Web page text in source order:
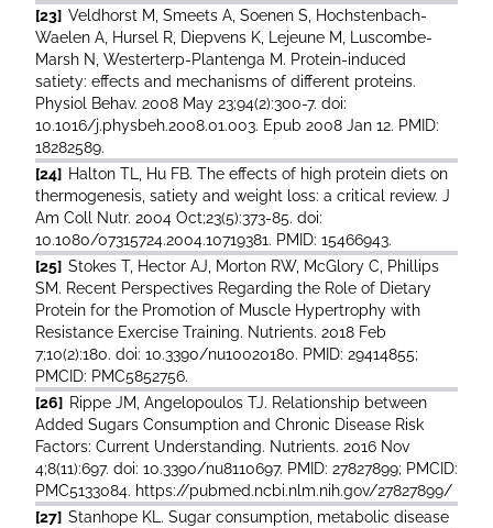
[23] Veldhorst M, Smeets A, Soenen S, Hochstenbach-
Waelen A, Hursel R, Diepvens K, Lejeune M, Luscombe-
Marsh N, Westerterp-Plantenga M. Protein-induced
satiety: effects and mechanisms of different proteins.
Physiol Behav. 2008 May 23;94(2):300-7. doi:
10.1016/j.physbeh.2008.01.003. Epub 2008 Jan 12. PMID:
18282589.
[24] Halton TL, Hu FB. The effects of high protein diets on
thermogenesis, satiety and weight loss: a critical review. J
Am Coll Nutr. 2004 Oct;23(5):373-85. doi:
10.1080/07315724.2004.10719381. PMID: 15466943.
[25] Stokes T, Hector AJ, Morton RW, McGlory C, Phillips
SM. Recent Perspectives Regarding the Role of Dietary
Protein for the Promotion of Muscle Hypertrophy with
Resistance Exercise Training. Nutrients. 2018 Feb
7;10(2):180. doi: 10.3390/nu10020180. PMID: 29414855;
PMCID: PMC5852756.
[26] Rippe JM, Angelopoulos TJ. Relationship between
Added Sugars Consumption and Chronic Disease Risk
Factors: Current Understanding. Nutrients. 2016 Nov
4;8(11):697. doi: 10.3390/nu8110697. PMID: 27827899; PMCID:
PMC5133084. https://pubmed.ncbi.nlm.nih.gov/27827899/
[27] Stanhope KL. Sugar consumption, metabolic disease